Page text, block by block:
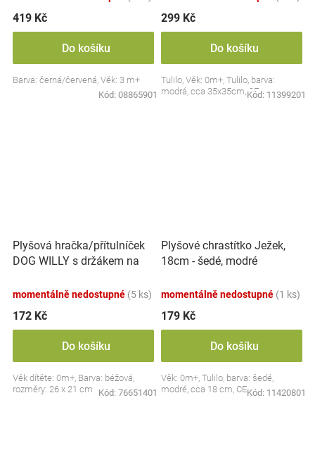
419 Kč
Do košíku
Barva: černá/červená, Věk: 3 m+
Kód: 08865901
299 Kč
Do košíku
Tulilo, Věk: 0m+, Tulilo, barva:
modrá, cca 35x35cm, CE
Kód: 11399201
Plyšová hračka/přítulníček
DOG WILLY s držákem na
momentálně nedostupné (5 ks)
172 Kč
Do košíku
Věk dítěte: 0m+, Barva: béžová,
rozměry: 26 x 21 cm
Kód: 76651401
Plyšové chrastítko Ježek,
18cm - šedé, modré
momentálně nedostupné (1 ks)
179 Kč
Do košíku
Věk: 0m+, Tulilo, barva: šedé,
modré, cca 18 cm, CEKód: 11420801